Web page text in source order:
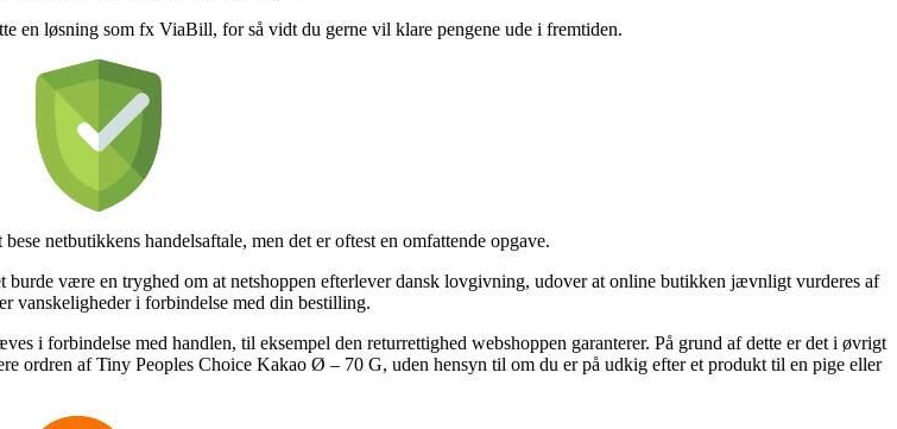
en løsning som fx ViaBill, for så vidt du gerne vil klare pengene ude i fremtiden.
netbutikkens handelsaftale, men det er oftest en omfattende opgave.
være en tryghed om at netshoppen efterlever dansk lovgivning, udover at online butikken jævnligt vurderes af
vanskeligheder i forbindelse med din bestilling.
i forbindelse med handlen, til eksempel den returrettighed webshoppen garanterer. På grund af dette er det i øvrigt
ordren af Tiny Peoples Choice Kakao Ø – 70 G, uden hensyn til om du er på udkig efter et produkt til en pige eller